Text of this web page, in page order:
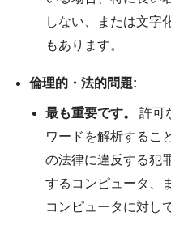
しない、または文字
もあります。
倫理的・法的問題:
最も重要です。
許可
ワードを解析するこ
の法律に違反する犯
するコンピュータ、
コンピュータに対し